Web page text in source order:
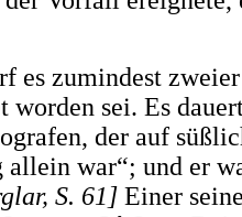
zumindest
sei. Es
der auf
war“; und er
S. 61] Einer